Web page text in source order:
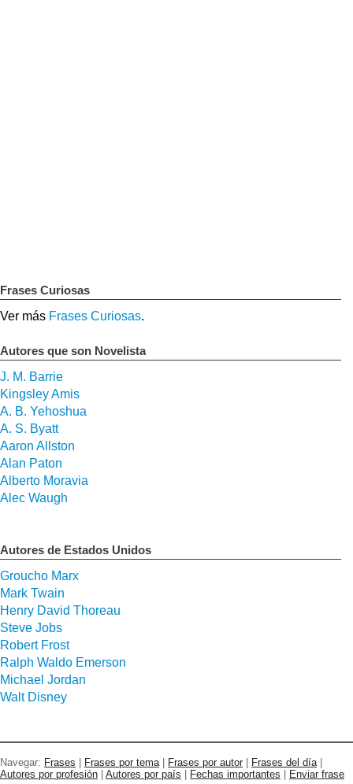
Frases Curiosas
Ver más Frases Curiosas.
Autores que son Novelista
J. M. Barrie
Kingsley Amis
A. B. Yehoshua
A. S. Byatt
Aaron Allston
Alan Paton
Alberto Moravia
Alec Waugh
Autores de Estados Unidos
Groucho Marx
Mark Twain
Henry David Thoreau
Steve Jobs
Robert Frost
Ralph Waldo Emerson
Michael Jordan
Walt Disney
Navegar: Frases Frases por tema| Frases por autor Frases del día|
Autores por profesión
Autores por país Fechas importantes Enviar frase